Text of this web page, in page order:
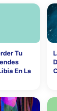
Tu
En La